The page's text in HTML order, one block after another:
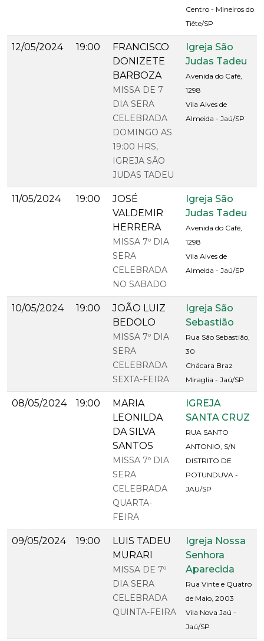
Centro - Mineiros do
Tiête/SP
12/05/2024 19:00
FRANCISCO
DONIZETE
BARBOZA
MISSA DE 7
DIA SERA
CELEBRADA
DOMINGO AS
19:00 HRS,
IGREJA SÃO
JUDAS TADEU
Igreja São
Judas Tadeu
Avenida do Café,
1298
Vila Alves de
Almeida - Jaú/SP
11/05/2024 19:00
JOSÉ
VALDEMIR
HERRERA
MISSA 7º DIA
SERA
CELEBRADA
NO SABADO
Igreja São
Judas Tadeu
Avenida do Café,
1298
Vila Alves de
Almeida - Jaú/SP
10/05/2024 19:00
JOÃO LUIZ
BEDOLO
MISSA 7º DIA
SERA
CELEBRADA
SEXTA-FEIRA
Igreja São
Sebastião
Rua São Sebastião,
30
Chácara Braz
Miraglia - Jaú/SP
08/05/2024 19:00
MARIA
LEONILDA
DA SILVA
SANTOS
MISSA 7º DIA
SERA
CELEBRADA
QUARTA-
FEIRA
IGREJA
SANTA CRUZ
RUA SANTO
ANTONIO, S/N
DISTRITO DE
POTUNDUVA -
JAU/SP
09/05/2024 19:00
LUIS TADEU
MURARI
MISSA DE 7º
DIA SERA
CELEBRADA
QUINTA-FEIRA
Igreja Nossa
Senhora
Aparecida
Rua Vinte e Quatro
de Maio, 2003
Vila Nova Jaú -
Jaú/SP